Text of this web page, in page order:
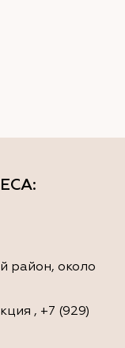
:
район, около
, +7 (929)